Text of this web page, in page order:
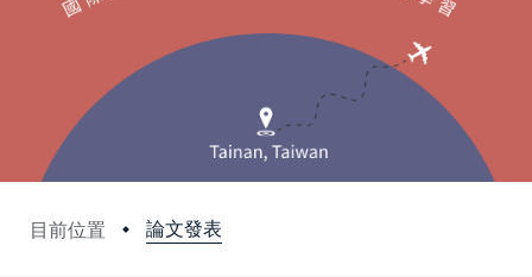
目前位置 論文發表